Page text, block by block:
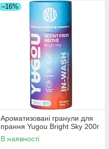
–16%
Ароматизовані гранули для
прання Yugou Bright Sky 200г
В наявності